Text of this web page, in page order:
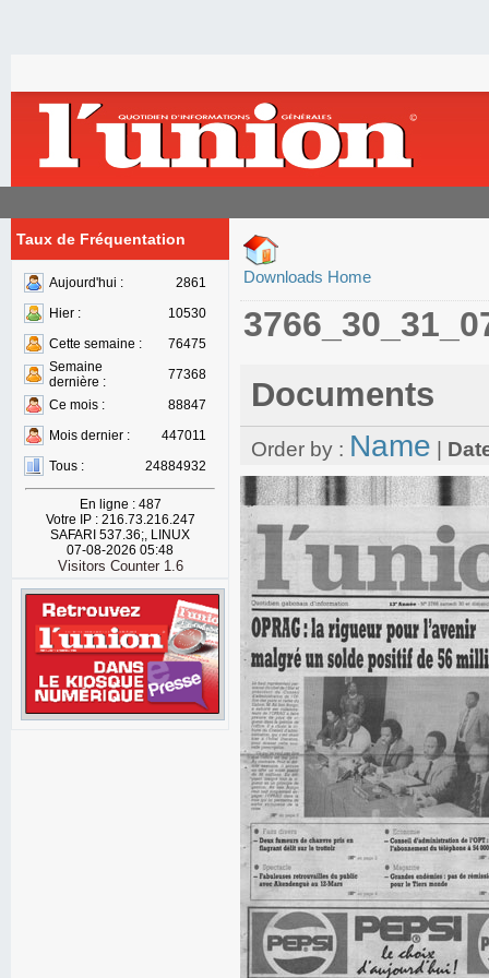
Taux de Fréquentation
Aujourd'hui :
2861
Hier :
10530
Cette semaine :
76475
Semaine
dernière :
77368
Ce mois :
88847
Mois dernier :
447011
Tous :
24884932
En ligne : 487
Votre IP : 216.73.216.247
SAFARI 537.36;, LINUX
07-08-2026 05:48
Visitors Counter 1.6
Downloads Home
Documents
Order by : Name